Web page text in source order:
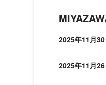
2025年11月30
2025年11月26